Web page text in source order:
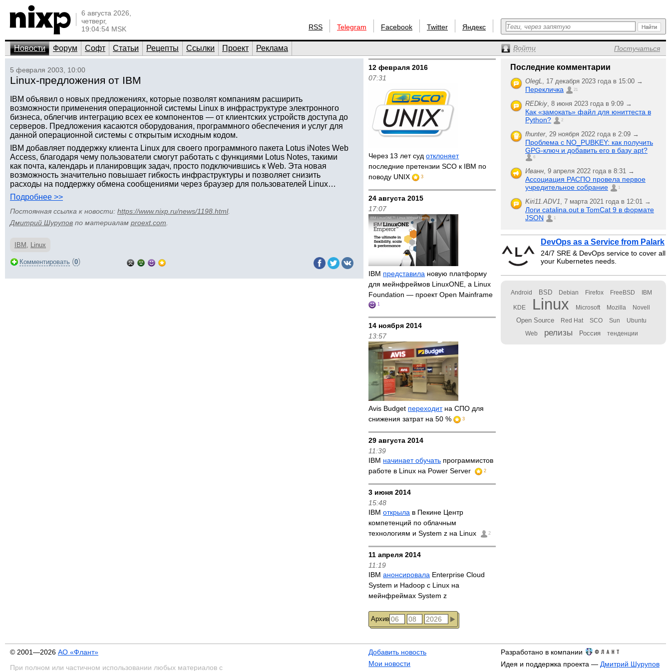
6 августа 2026,
четверг,
19:04:54 MSK
RSS Telegram Facebook Twitter Яндекс
Новости Форум Софт Статьи Рецепты Ссылки Проект Реклама Войти Постучаться
5 февраля 2003, 10:00
Linux-предложения от IBM
IBM объявил о новых предложениях, которые позволят компаниям расширить
возможности применения операционной системы Linux в инфраструктуре электронного
бизнеса, облегчив интеграцию всех ее компонентов — от клиентских устройств доступа до
серверов. Предложения касаются оборудования, программного обеспечения и услуг для
данной операционной системы с открытым исходным кодом.
IBM добавляет поддержку клиента Linux для своего программного пакета Lotus iNotes Web
Access, благодаря чему пользователи смогут работать с функциями Lotus Notes, такими
как почта, календарь и планировщик задач, просто подключившись к Web. Эта новая
возможность значительно повышает гибкость инфраструктуры и позволяет снизить
расходы на поддержку обмена сообщениями через браузер для пользователей Linux…
Подробнее >>
Постоянная ссылка к новости: https://www.nixp.ru/news/1198.html.
Дмитрий Шурупов по материалам proext.com
IBM , Linux
Комментировать (0)
12 февраля 2016
07:31
Через 13 лет судотклоняет
последние претензии SCO к IBM по
поводу UNIX
3
24 августа 2015
17:07
IBM представила новую платформу
для мейнфреймов LinuxONE, а Linux
Foundation — проект Open Mainframe
1
14 ноября 2014
13:57
Avis Budget переходитна СПО для
снижения затрат на 50 %
3
29 августа 2014
11:39
IBM начинает обучать программистов
работе в Linux на Power Server
2
3 июня 2014
15:48
IBMоткрыла в Пекине Центр
компетенций по облачным
технологиям и System z на Linux
2
11 апреля 2014
11:19
IBMанонсировала Enterprise Cloud
System и Hadoop с Linux на
мейнфреймах System z
Архив
Последние комментарии
OlegL, 17 декабря 2023 года в 15:00 →
Перекличка 21
REDkiy, 8 июня 2023 года в 9:09 →
Как «замокать» файл для юниттеста в
Python?
2
fhunter, 29 ноября 2022 года в 2:09 →
Проблема с NO_PUBKEY: как получить
GPG-ключ и добавить его в базу apt?
6
Иванн, 9 апреля 2022 года в 8:31 →
Ассоциация РАСПО провела первое
учредительное собрание
1
Kiri11.ADV1, 7 марта 2021 года в 12:01 →
Логи catalina.out в TomCat 9 в формате
JSON
1
DevOps as a Service from Palark
24/7 SRE & DevOps service to cover all
your Kubernetes needs.
Android BSD Debian Firefox FreeBSD IBM
KDE Linux Microsoft Mozilla Novell
Open Source Red Hat SCO Sun Ubuntu
Web релизы Россия тенденции
© 2001—2026 АО «Флант»
При полном или частичном использовании любых материалов с
Добавить новость
Мои новости
Разработано в компании
Идея и поддержка проекта — Дмитрий Шурупов